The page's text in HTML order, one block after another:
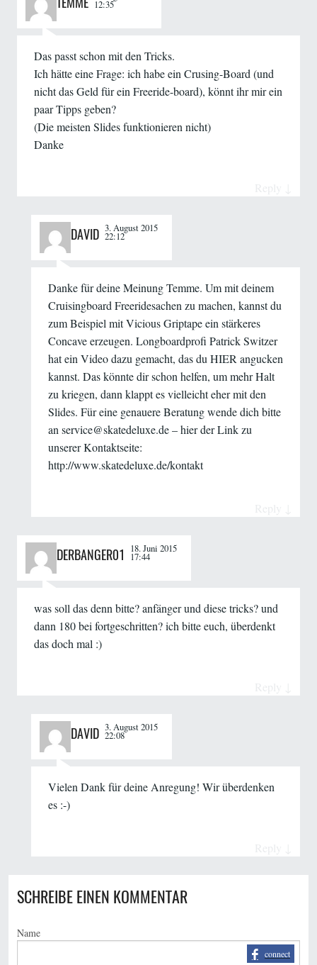
12:35
Das passt schon mit den Tricks.
Ich hätte eine Frage: ich habe ein Crusing-Board (und
nicht das Geld für ein Freeride-board), könnt ihr mir ein
paar Tipps geben?
(Die meisten Slides funktionieren nicht)
Danke
DAVID 3. August 2015
22:12
Danke für deine Meinung Temme. Um mit deinem
Cruisingboard Freeridesachen zu machen, kannst du
zum Beispiel mit Vicious Griptape ein stärkeres
Concave erzeugen. Longboardprofi Patrick Switzer
hat ein Video dazu gemacht, das du HIER angucken
kannst. Das könnte dir schon helfen, um mehr Halt
zu kriegen, dann klappt es vielleicht eher mit den
Slides. Für eine genauere Beratung wende dich bitte
an service@skatedeluxe.de– hier der Link zu
unserer Kontaktseite:
http://www.skatedeluxe.de/kontakt
DERBANGER01 18. Juni 2015
17:44
was soll das denn bitte? anfänger und diese tricks? und
dann 180 bei fortgeschritten? ich bitte euch, überdenkt
das doch mal :)
DAVID 3. August 2015
22:08
Vielen Dank für deine Anregung! Wir überdenken
es :-)
SCHREIBE EINEN KOMMENTAR
Name